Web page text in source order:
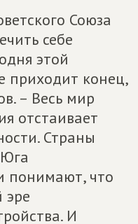
Союза
себе
этой
приходит конец,
– Весь мир
отстаивает
Страны
понимают, что
эре
И